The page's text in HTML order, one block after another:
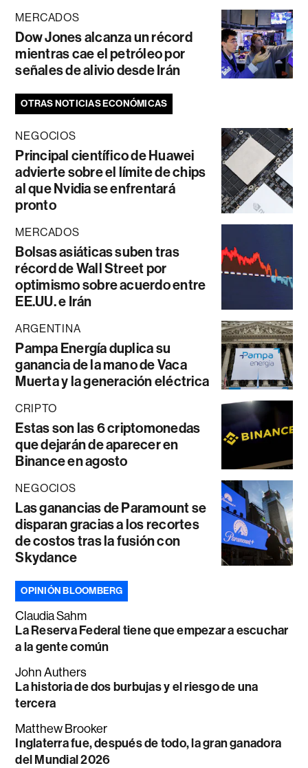
MERCADOS
Dow Jones alcanza un récord
mientras cae el petróleo por
señales de alivio desde Irán
OTRAS NOTICIAS ECONÓMICAS
NEGOCIOS
Principal científico de Huawei
advierte sobre el límite de chips
al que Nvidia se enfrentará
pronto
MERCADOS
Bolsas asiáticas suben tras
récord de Wall Street por
optimismo sobre acuerdo entre
EE.UU. e Irán
ARGENTINA
Pampa Energía duplica su
ganancia de la mano de Vaca
Muerta y la generación eléctrica
CRIPTO
Estas son las 6 criptomonedas
que dejarán de aparecer en
Binance en agosto
NEGOCIOS
Las ganancias de Paramount se
disparan gracias a los recortes
de costos tras la fusión con
Skydance
OPINIÓN BLOOMBERG
Claudia Sahm
La Reserva Federal tiene que empezar a escuchar
a la gente común
John Authers
La historia de dos burbujas y el riesgo de una
tercera
Matthew Brooker
Inglaterra fue, después de todo, la gran ganadora
del Mundial 2026